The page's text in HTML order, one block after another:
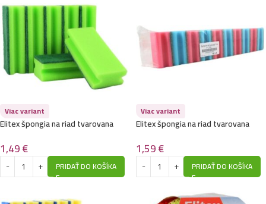
Viac variant
Elitex špongia na riad tvarovana
1,49€
PRIDAŤ DO KOŠÍKA
Viac variant
Elitex špongia na riad tvarovana
1,59€
PRIDAŤ DO KOŠÍKA